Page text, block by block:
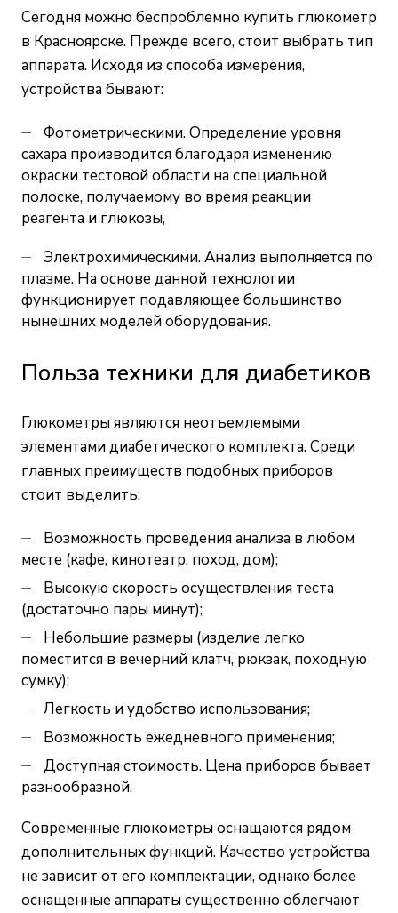
Сегодня можно беспроблемно купить глюкометр
в Красноярске. Прежде всего, стоит выбрать тип
аппарата. Исходя из способа измерения,
устройства бывают:
Фотометрическими. Определение уровня
сахара производится благодаря изменению
окраски тестовой области на специальной
полоске, получаемому во время реакции
реагента и глюкозы,
Электрохимическими. Анализ выполняется по
плазме. На основе данной технологии
функционирует подавляющее большинство
нынешних моделей оборудования.
Польза техники для диабетиков
Глюкометры являются неотъемлемыми
элементами диабетического комплекта. Среди
главных преимуществ подобных приборов
стоит выделить:
Возможность проведения анализа в любом
месте (кафе, кинотеатр, поход, дом);
Высокую скорость осуществления теста
(достаточно пары минут);
Небольшие размеры (изделие легко
поместится в вечерний клатч, рюкзак, походную
сумку);
Легкость и удобство использования;
Возможность ежедневного применения;
Доступная стоимость. Цена приборов бывает
разнообразной.
Современные глюкометры оснащаются рядом
дополнительных функций. Качество устройства
не зависит от его комплектации, однако более
оснащенные аппараты существенно облегчают